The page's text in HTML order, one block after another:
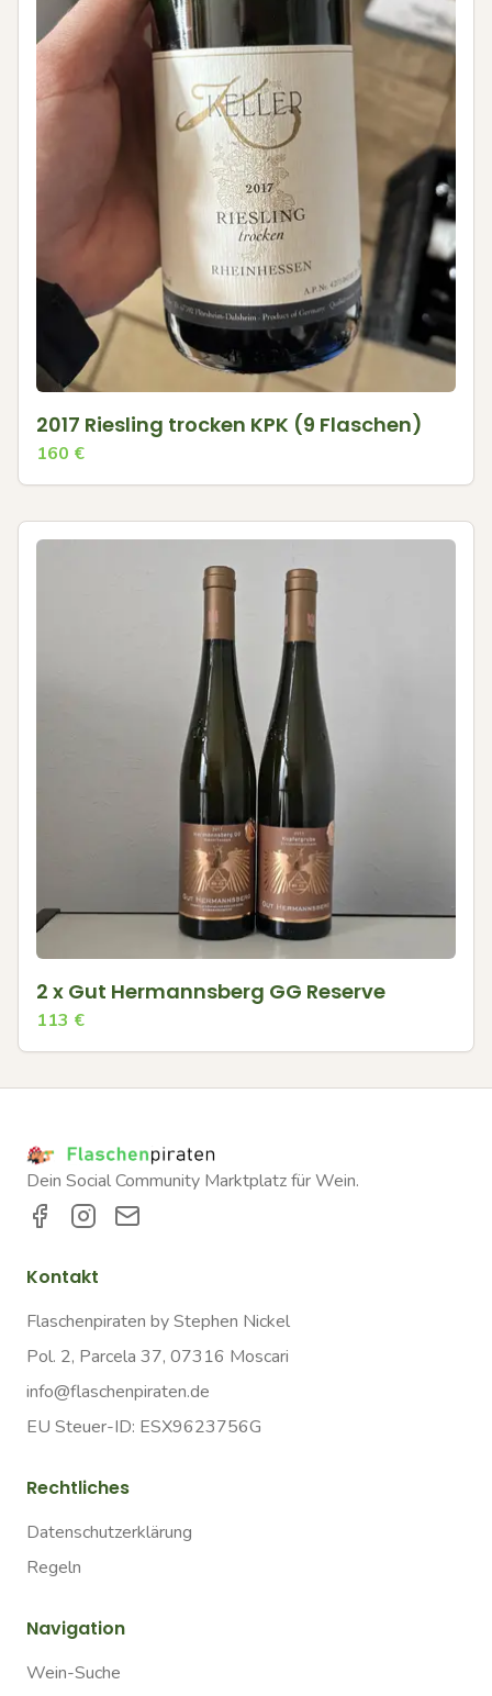
2017 Riesling trocken KPK (9 Flaschen)
160 €
2 x Gut Hermannsberg GG Reserve
113 €
Dein Social Community Marktplatz für Wein.
Kontakt
Flaschenpiraten by Stephen Nickel
Pol. 2, Parcela 37, 07316 Moscari
info@flaschenpiraten.de
EU Steuer-ID: ESX9623756G
Rechtliches
Datenschutzerklärung
Regeln
Navigation
Wein-Suche